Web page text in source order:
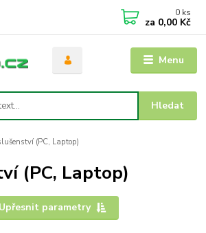
Menu
Hledat
0 ks
za 0,00 Kč
(PC, Laptop)
(PC, Laptop)
Upřesnit parametry